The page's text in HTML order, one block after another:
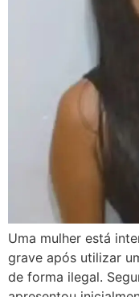
Uma mulher está
grave após utilizar
de forma ilegal.